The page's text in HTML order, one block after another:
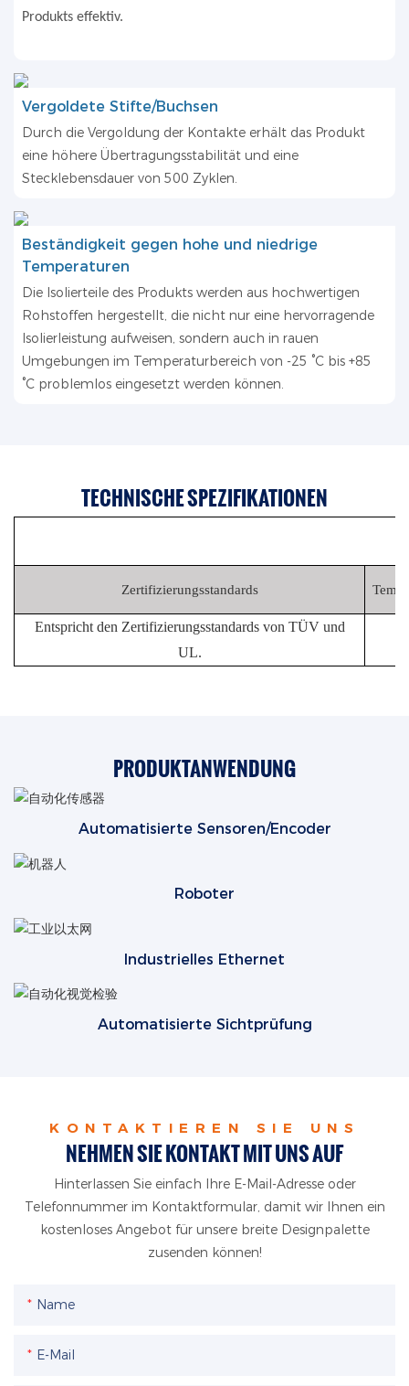
Produkts effektiv.
Vergoldete Stifte/Buchsen
Durch die Vergoldung der Kontakte erhält das Produkt
eine höhere Übertragungsstabilität und eine
Stecklebensdauer von 500 Zyklen.
Beständigkeit gegen hohe und niedrige
Temperaturen
Die Isolierteile des Produkts werden aus hochwertigen
Rohstoffen hergestellt, die nicht nur eine hervorragende
Isolierleistung aufweisen, sondern auch in rauen
Umgebungen im Temperaturbereich von -25 °C bis +85
°C problemlos eingesetzt werden können.
TECHNISCHE SPEZIFIKATIONEN
Zertifizierungsstandards
Entspricht den Zertifizierungsstandards von TÜV und
UL.
PRODUKTANWENDUNG
Automatisierte Sensoren/Encoder
Roboter
Industrielles Ethernet
Automatisierte Sichtprüfung
KONTAKTIEREN SIE UNS
NEHMEN SIE KONTAKT MIT UNS AUF
Hinterlassen Sie einfach Ihre E-Mail-Adresse oder
Telefonnummer im Kontaktformular, damit wir Ihnen ein
kostenloses Angebot für unsere breite Designpalette
zusenden können!
Name
E-Mail